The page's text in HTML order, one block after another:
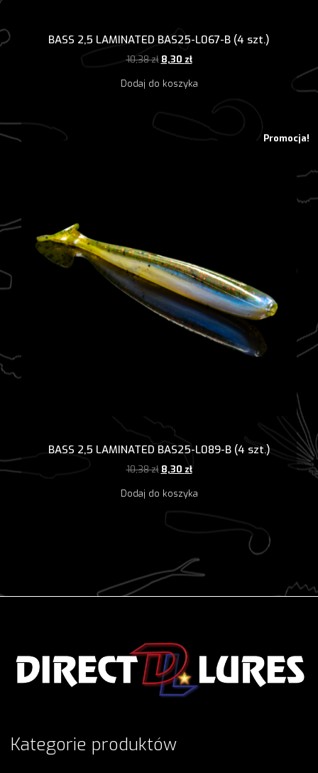
BASS 2,5 LAMINATED BAS25-L067-B (4 szt.)
10,38zł Pierwotna
wynosiła:
8,30 złAktualna
wynosi:
Dodaj do koszyka
Promocja!
BASS 2,5 LAMINATED BAS25-L089-B (4 szt.)
10,38zł Pierwotna
wynosiła:
8,30 złAktualna
wynosi:
Dodaj do koszyka
Kategorie produktów